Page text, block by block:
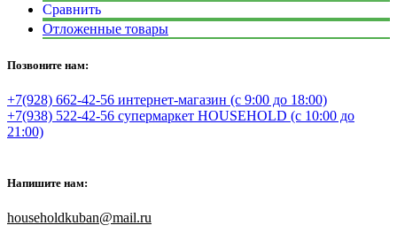
Сравнить
Отложенные товары
Позвоните нам:
+7(928) 662-42-56 интернет-магазин (с 9:00 до 18:00)
+7(938) 522-42-56 супермаркет HOUSEHOLD (с 10:00 до
21:00)
Напишите нам:
householdkuban@mail.ru